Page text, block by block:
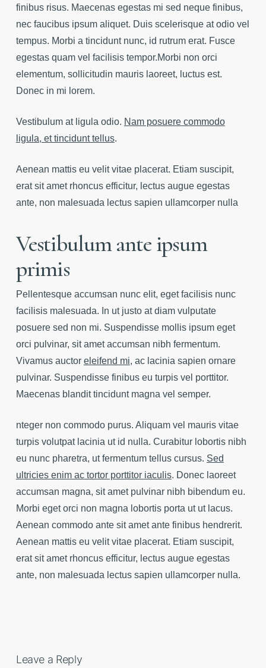
finibus risus. Maecenas egestas mi sed neque finibus,
nec faucibus ipsum aliquet. Duis scelerisque at odio vel
tempus. Morbi a tincidunt nunc, id rutrum erat. Fusce
egestas quam vel facilisis tempor.Morbi non orci
elementum, sollicitudin mauris laoreet, luctus est.
Donec in mi lorem.
Vestibulum at ligula odio. Nam posuere commodo
ligula, et tincidunt tellus.
Aenean mattis eu velit vitae placerat. Etiam suscipit,
erat sit amet rhoncus efficitur, lectus augue egestas
ante, non malesuada lectus sapien ullamcorper nulla
Vestibulum ante ipsum
primis
Pellentesque accumsan nunc elit, eget facilisis nunc
facilisis malesuada. In ut justo at diam vulputate
posuere sed non mi. Suspendisse mollis ipsum eget
orci pulvinar, sit amet accumsan nibh fermentum.
Vivamus auctor eleifend mi, ac lacinia sapien ornare
pulvinar. Suspendisse finibus eu turpis vel porttitor.
Maecenas blandit tincidunt magna vel semper.
nteger non commodo purus. Aliquam vel mauris vitae
turpis volutpat lacinia ut id nulla. Curabitur lobortis nibh
eu nunc pharetra, ut fermentum tellus cursus. Sed
ultricies enim ac tortor porttitor iaculis. Donec laoreet
accumsan magna, sit amet pulvinar nibh bibendum eu.
Morbi eget orci non magna lobortis porta ut ut lacus.
Aenean commodo ante sit amet ante finibus hendrerit.
Aenean mattis eu velit vitae placerat. Etiam suscipit,
erat sit amet rhoncus efficitur, lectus augue egestas
ante, non malesuada lectus sapien ullamcorper nulla.
Leave a Reply